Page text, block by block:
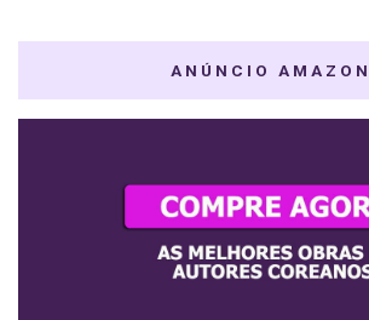
ANÚNCIO AMAZON